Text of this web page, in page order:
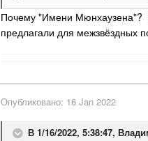
Почему "Имени Мюнхаузена"?
предлагали для межзвёздных
Опубликовано: 16 Jan 2022
В 1/16/2022, 5:38:47,